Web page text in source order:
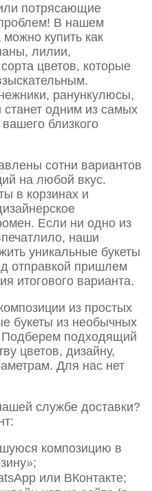
потрясающие
В нашем
можно купить как
лилии,
цветов, которые
ранункулюсы,
одним из самых
близкого
сотни вариантов
на любой вкус.
в корзинах и
Если ни одно из
наши
уникальные букеты
отправкой пришлем
итогового варианта.
из простых
букеты из необычных
Подберем подходящий
цветов, дизайну,
Для нас нет
службе доставки?
композицию в
или ВКонтакте;